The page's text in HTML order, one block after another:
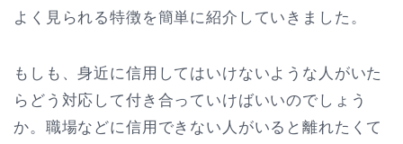
よく見られる特徴を簡単に紹介していきました。
もしも、身近に信用してはいけないような人がいた
らどう対応して付き合っていけばいいのでしょう
か。職場などに信用できない人がいると離れたくて